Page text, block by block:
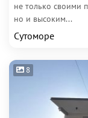
не только своими
но и высоким...
Сутоморе
8